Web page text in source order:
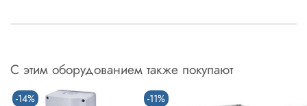
С этим оборудованием также покупают
-14% -11%